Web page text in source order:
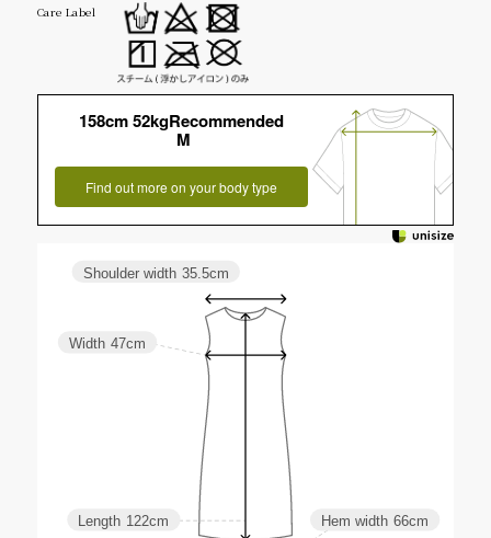
Care Label
158cm 52kgRecommended
M
Find out more on your body type
Hem width 66cm
Length 122cm
Width 47cm
Shoulder width 35.5cm